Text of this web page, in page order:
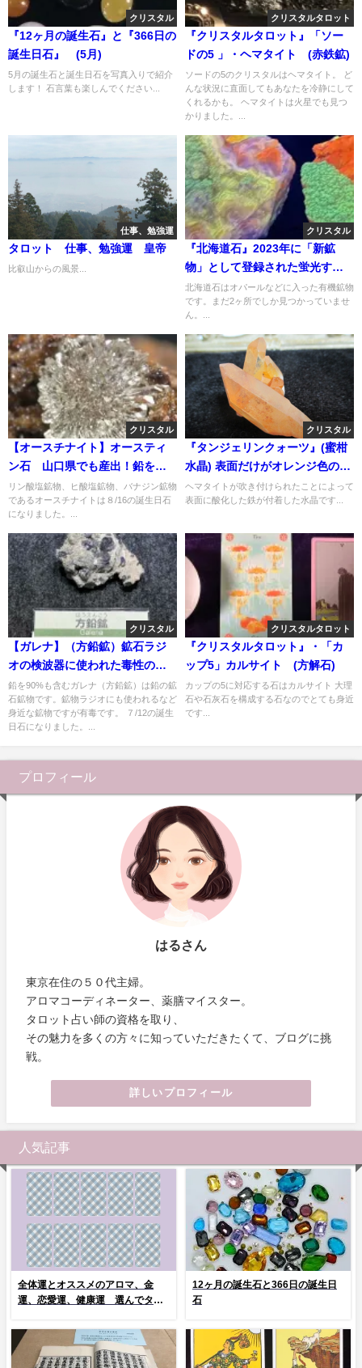
クリスタル
『12ヶ月の誕生石』と『366日の
誕生日石』 (5月)
5月の誕生石と誕生日石を写真入りで紹介
します！ 石言葉も楽しんでください...
クリスタルタロット
『クリスタルタロット』「ソー
ドの5 」・ヘマタイト (赤鉄鉱)
ソードの5のクリスタルはヘマタイト。 ど
んな状況に直面してもあなたを冷静にして
くれるかも。 ヘマタイトは火星でも見つ
かりました。...
仕事、勉強運
タロット 仕事、勉強運 皇帝
比叡山からの風景...
クリスタル
『北海道石』2023年に「新鉱
物」として登録された蛍光する
有機鉱物
北海道石はオパールなどに入った有機鉱物
です。まだ2ヶ所でしか見つかっていませ
ん。...
クリスタル
【オースチナイト】オースティ
ン石 山口県でも産出！鉛を含
む鉱物
リン酸塩鉱物、ヒ酸塩鉱物、バナジン鉱物
であるオースチナイトは８/16の誕生日石
になりました。...
クリスタル
『タンジェリンクォーツ』(蜜柑
水晶) 表面だけがオレンジ色の水
晶
ヘマタイトが吹き付けられたことによって
表面に酸化した鉄が付着した水晶です...
クリスタル
【ガレナ】（方鉛鉱）鉱石ラジ
オの検波器に使われた毒性の鉱
物
鉛を90%も含むガレナ（方鉛鉱）は鉛の鉱
石鉱物です。鉱物ラジオにも使われるなど
身近な鉱物ですが有毒です。 ７/12の誕生
日石になりました。...
クリスタルタロット
『クリスタルタロット』・「カ
ップ5」カルサイト (方解石)
カップの5に対応する石はカルサイト 大理
石や石灰石を構成する石なのでとても身近
です...
プロフィール
はるさん
東京在住の５０代主婦。
アロマコーディネーター、薬膳マイスター。
タロット占い師の資格を取り、
その魅力を多くの方々に知っていただきたくて、ブログに挑
戦。
詳しいプロフィール
人気記事
全体運とオススメのアロマ、金
運、恋愛運、健康運 選んでタッ
12ヶ月の誕生石と366日の誕生日
石